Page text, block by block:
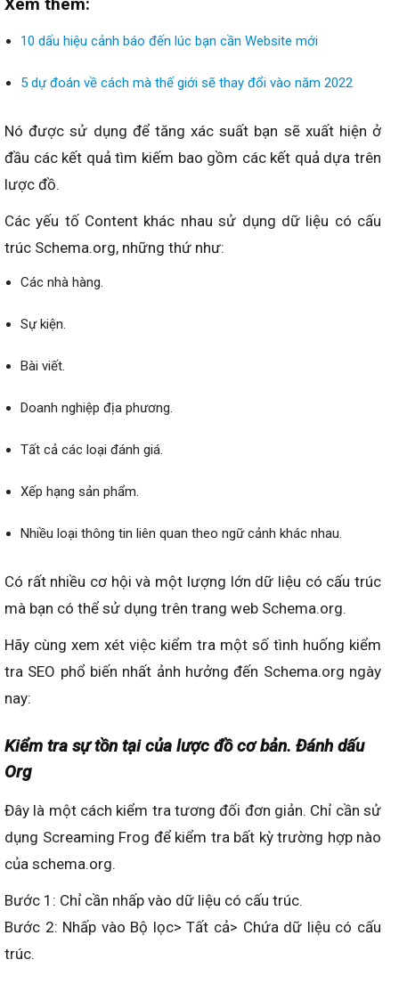
10 dấu hiệu cảnh báo đến lúc bạn cần Website mới
5 dự đoán về cách mà thế giới sẽ thay đổi vào năm 2022
Nó được sử dụng để tăng xác suất bạn sẽ xuất hiện ở
đầu các kết quả tìm kiếm bao gồm các kết quả dựa trên
lược đồ.
Các yếu tố Content khác nhau sử dụng dữ liệu có cấu
trúc Schema.org, những thứ như:
Các nhà hàng.
Sự kiện.
Bài viết.
Doanh nghiệp địa phương.
Tất cả các loại đánh giá.
Xếp hạng sản phẩm.
Nhiều loại thông tin liên quan theo ngữ cảnh khác nhau.
Có rất nhiều cơ hội và một lượng lớn dữ liệu có cấu trúc
mà bạn có thể sử dụng trên trang web Schema.org.
Hãy cùng xem xét việc kiểm tra một số tình huống kiểm
tra SEO phổ biến nhất ảnh hưởng đến Schema.org ngày
nay:
Kiểm tra sự tồn tại của lược đồ cơ bản. Đánh dấu
Org
Đây là một cách kiểm tra tương đối đơn giản. Chỉ cần sử
dụng Screaming Frog để kiểm tra bất kỳ trường hợp nào
của schema.org.
Bước 1: Chỉ cần nhấp vào dữ liệu có cấu trúc.
Bước 2: Nhấp vào Bộ lọc> Tất cả> Chứa dữ liệu có cấu
trúc.